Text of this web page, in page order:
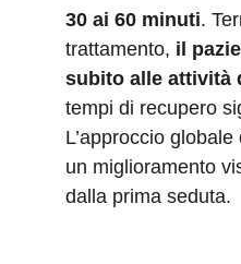
30 ai 60 minuti.
trattamento, il
subito alle attività
tempi di recupero
L’approccio
un miglioramento
dalla prima seduta.